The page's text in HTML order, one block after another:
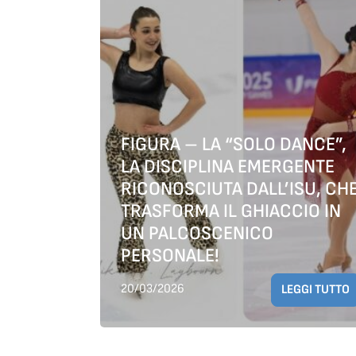
FIGURA – LA “SOLO DANCE”,
LA DISCIPLINA EMERGENTE
RICONOSCIUTA DALL’ISU,
TRASFORMA IL GHIACCIO IN
UN PALCOSCENICO
PERSONALE!
20/03/2026 LEGGI TUTTO